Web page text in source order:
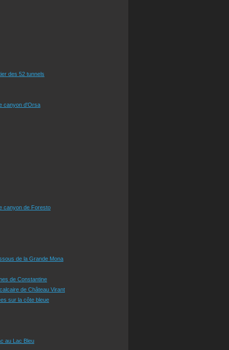
des 52 tunnels
canyon d'Orsa
canyon de Foresto
de la Grande Mona
de Constantine
de Château Virant
sur la côte bleue
au Lac Bleu